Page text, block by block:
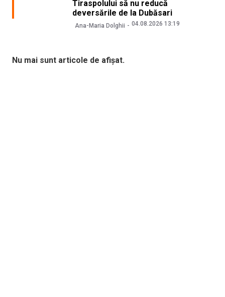
Tiraspolului să nu reducă
deversările de la Dubăsari
Ana-Maria Dolghii 04.08.2026 13:19
Nu mai sunt articole de afișat.